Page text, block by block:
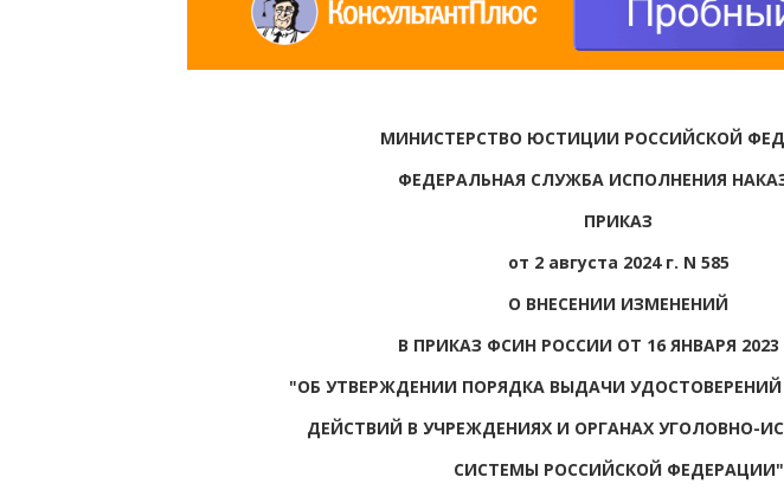
МИНИСТЕРСТВО ЮСТИЦИИ РОССИЙСКОЙ
ФЕДЕРАЛЬНАЯ СЛУЖБА ИСПОЛНЕНИЯ
ПРИКАЗ
от 2 августа 2024 г. N 585
О ВНЕСЕНИИ ИЗМЕНЕНИЙ
В ПРИКАЗ ФСИН РОССИИ ОТ 16 ЯНВАРЯ 2023
"ОБ УТВЕРЖДЕНИИ ПОРЯДКА ВЫДАЧИ УДОСТОВЕРЕНИЙ
ДЕЙСТВИЙ В УЧРЕЖДЕНИЯХ И ОРГАНАХ УГОЛОВНО-
СИСТЕМЫ РОССИЙСКОЙ ФЕДЕРАЦИИ"